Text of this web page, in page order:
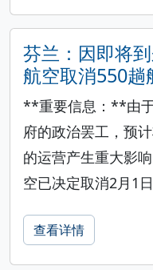
芬兰：因即将
航空取消550趟
**重要信息：**由
府的政治罢工，预
的运营产生重大影
空已决定取消2月1
查看详情